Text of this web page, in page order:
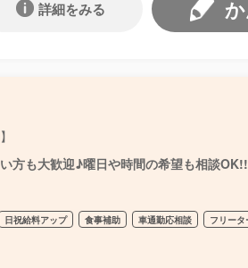
詳細をみる
も大歓迎♪曜日や時間の希望も相談
日祝給料アップ 食事補助 車通勤応相談 フリータ